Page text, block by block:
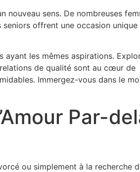
nouveau sens. De nombreuses
offrent une occasion unique
les mêmes aspirations.
de qualité sont au cœur de
Immergez-vous dans le
Par-
ou simplement à la recherche